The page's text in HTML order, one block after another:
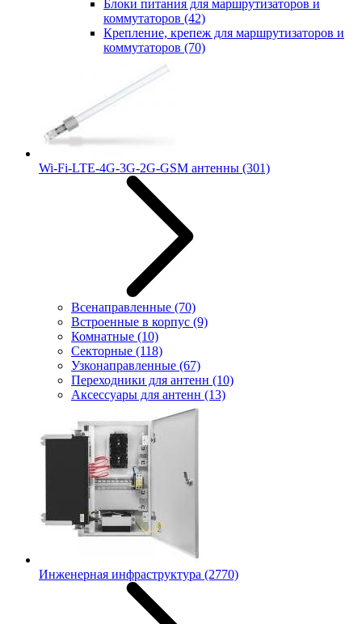
Блоки питания для маршрутизаторов и
коммутаторов (42)
Крепление, крепеж для маршрутизаторов и
коммутаторов (70)
Wi-Fi-LTE-4G-3G-2G-GSM антенны (301)
Всенаправленные (70)
Встроенные в корпус (9)
Комнатные (10)
Секторные (118)
Узконаправленные (67)
Переходники для антенн (10)
Аксессуары для антенн (13)
Инженерная инфраструктура (2770)